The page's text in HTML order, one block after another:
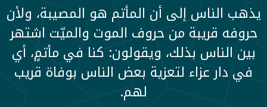
يذهب الناس إلى أن المأتم هو المصيبة، ولأن
حروفه قريبة من حروف الموت والميّت اشتهر
بين الناس بذلك، ويقولون: كنا في مأتمٍ، أي
في دار عزاء لتعزية بعض الناس بوفاة قريب
لهم.